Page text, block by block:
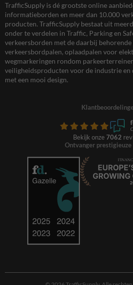
TrafficSupply is dé grootste online
informatieborden en meer dan 10.000
producten. TrafficSupply bestaat uit
onder te verdelen in Traffic, Parking en
verkeersborden met de daarbij behorende
verkeersbordpalen, oplaadpalen voor
wegmarkeringen rondom
veiligheidsproducten voor de industrie
met een mooi design.
Bekijk onze 7062
Ontvanger prestigieuze